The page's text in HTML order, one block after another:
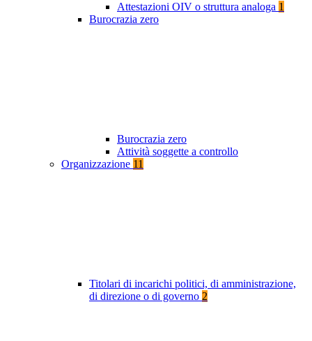
Attestazioni OIV o struttura analoga 1
Burocrazia zero
Burocrazia zero
Attività soggette a controllo
Organizzazione 11
Titolari di incarichi politici, di amministrazione,
di direzione o di governo 2